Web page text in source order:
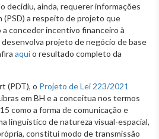
decidiu, ainda, requerer informações
(PSD) a respeito de projeto que
conceder incentivo financeiro à
projeto de negócio de base
aquio resultado completo da
(PDT), o Projeto de Lei 223/2021
em BH e a conceitua nos termos
como a forma de comunicação e
linguístico de natureza visual-espacial,
constitui modo de transmissão